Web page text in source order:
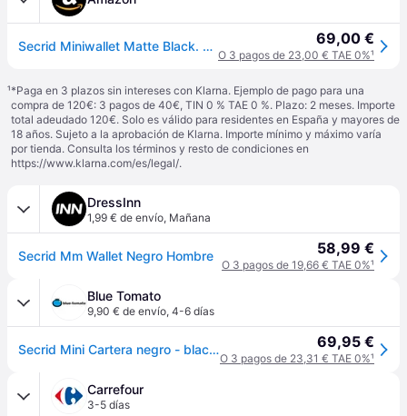
Secrid Miniwallet Matte Black. Cartera Tarjetero para Hombre 69,00 €
O 3 pagos de 23,00 € TAE 0%¹
¹*Paga en 3 plazos sin intereses con Klarna. Ejemplo de pago para una
compra de 120€: 3 pagos de 40€, TIN 0 % TAE 0 %. Plazo: 2 meses. Importe
total adeudado 120€. Solo es válido para residentes en España y mayores de
18 años. Sujeto a la aprobación de Klarna. Importe mínimo y máximo varía
por tienda. Consulta los términos y resto de condiciones en
https://www.klarna.com/es/legal/.
DressInn
1,99 € de envío, Mañana
Secrid Mm Wallet Negro Hombre 58,99 €
O 3 pagos de 19,66 € TAE 0%¹
Blue Tomato
9,90 € de envío, 4-6 días
Secrid Mini Cartera negro - black - Uni 69,95 €
O 3 pagos de 23,31 € TAE 0%¹
Carrefour
3-5 días